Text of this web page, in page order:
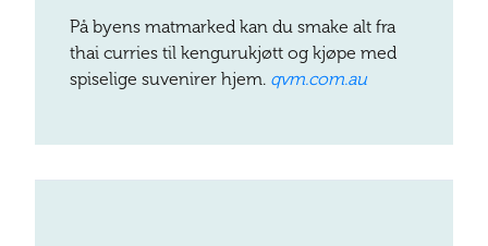
På byens matmarked kan du smake alt fra
thai curries til kengurukjøtt og kjøpe med
spiselige suvenirer hjem. qvm.com.au